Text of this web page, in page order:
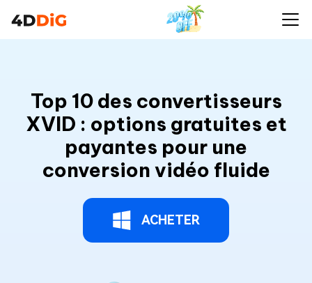
Top 10 des convertisseurs
XVID : options gratuites et
payantes pour une
conversion vidéo fluide
ACHETER